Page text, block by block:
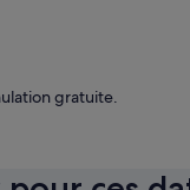
gratuite.